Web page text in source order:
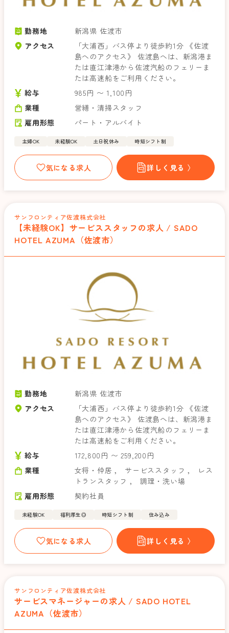
勤務地
新潟県 佐渡市
アクセス
「大浦西」バス停より徒歩約1分 《佐渡
島へのアクセス》 佐渡島へは、新潟港ま
たは直江津港から佐渡汽船のフェリーま
たは高速船をご利用ください。
給与
985円 〜 1,100円
業種
営繕・清掃スタッフ
雇用形態
パート・アルバイト
主婦OK 未経験OK 土日祝休み 時短シフト制
気になる求人 詳しく見る 〉
サンフロンティア佐渡株式会社
【未経験OK】サービススタッフの求人 / SADO
HOTEL AZUMA（佐渡市）
勤務地
新潟県 佐渡市
アクセス
「大浦西」バス停より徒歩約1分 《佐渡
島へのアクセス》 佐渡島へは、新潟港ま
たは直江津港から佐渡汽船のフェリーま
たは高速船をご利用ください。
給与
172,800円 〜 259,200円
業種
女将・仲居， サービススタッフ，
レス
トランスタッフ ，
調理・洗い場
雇用形態
契約社員
未経験OK 福利厚生◎ 時短シフト制 住み込み
気になる求人 詳しく見る 〉
サンフロンティア佐渡株式会社
サービスマネージャーの求人 / SADO HOTEL
AZUMA（佐渡市）